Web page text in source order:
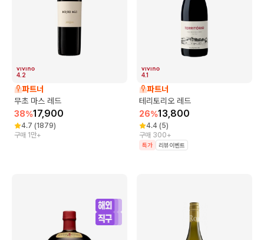
4.2
파트너
무초 마스 레드
38%17,900
4.7 (1879)
구매 1만+
4.1
파트너
테리토리오 레드
26%13,800
4.4 (5)
구매 300+
특가 리뷰이벤트